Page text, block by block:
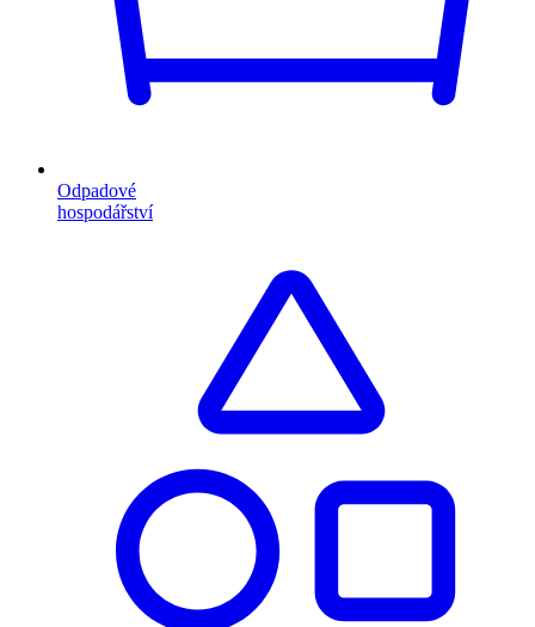
Odpadové
hospodářství